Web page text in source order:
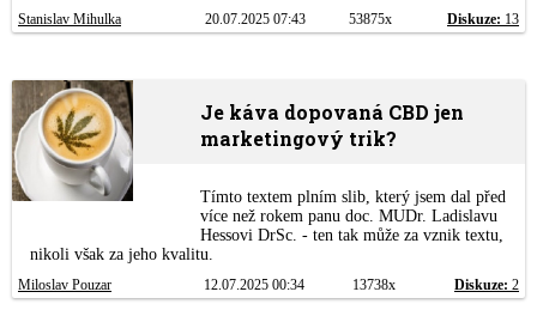
Stanislav Mihulka 20.07.2025 07:43 53875x Diskuze: 13
Je káva dopovaná CBD jen
marketingový trik?
Tímto textem plním slib, který jsem dal před
více než rokem panu doc. MUDr. Ladislavu
Hessovi DrSc. - ten tak může za vznik textu,
nikoli však za jeho kvalitu.
Miloslav Pouzar 12.07.2025 00:34 13738x Diskuze: 2